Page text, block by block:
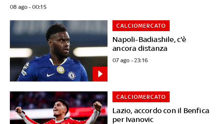
08 ago - 00:15
Napoli-Badiashile, c'è
ancora distanza
CALCIOMERCATO
07 ago - 23:16
Lazio, accordo con il Benfica
per Ivanovic
CALCIOMERCATO